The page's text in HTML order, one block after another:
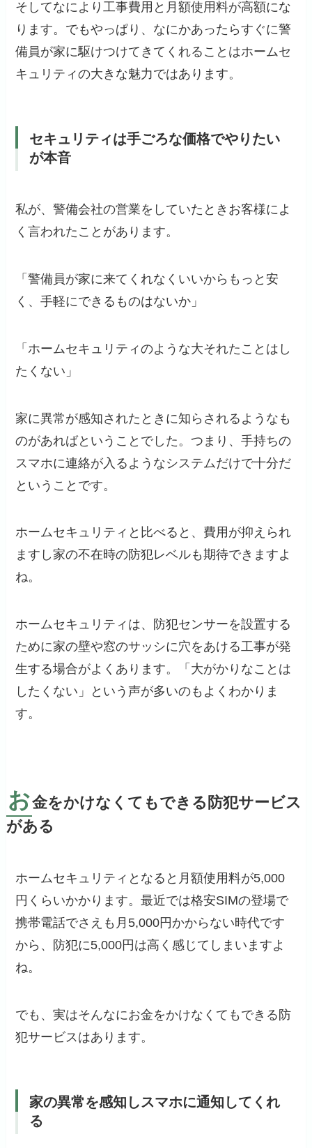
そしてなにより工事費用と月額使用料が高額にな
ります。でもやっぱり、なにかあったらすぐに警
備員が家に駆けつけてきてくれることはホームセ
キュリティの大きな魅力ではあります。
セキュリティは手ごろな価格でやりたい
が本音
私が、警備会社の営業をしていたときお客様によ
く言われたことがあります。
「警備員が家に来てくれなくいいからもっと安
く、手軽にできるものはないか」
「ホームセキュリティのような大それたことはし
たくない」
家に異常が感知されたときに知らされるようなも
のがあればということでした。つまり、手持ちの
スマホに連絡が入るようなシステムだけで十分だ
ということです。
ホームセキュリティと比べると、費用が抑えられ
ますし家の不在時の防犯レベルも期待できますよ
ね。
ホームセキュリティは、防犯センサーを設置する
ために家の壁や窓のサッシに穴をあける工事が発
生する場合がよくあります。「大がかりなことは
したくない」という声が多いのもよくわかりま
す。
お金をかけなくてもできる防犯サービス
がある
ホームセキュリティとなると月額使用料が5,000
円くらいかかります。最近では格安SIMの登場で
携帯電話でさえも月5,000円かからない時代です
から、防犯に5,000円は高く感じてしまいますよ
ね。
でも、実はそんなにお金をかけなくてもできる防
犯サービスはあります。
家の異常を感知しスマホに通知してくれ
る